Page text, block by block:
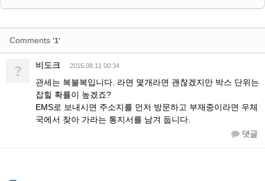
Comments '1'
? 비도크 2015.08.11 00:34
관세는 복불복입니다. 라면 몇개라면 괜찮겠지만 박스 단위는
잡힐 확률이 높겠죠?
EMS로 보내시면 주소지를 먼저 방문하고 부재중이라면 우체
국에서 찾아 가라는 통지서를 남겨 둡니다.
댓글